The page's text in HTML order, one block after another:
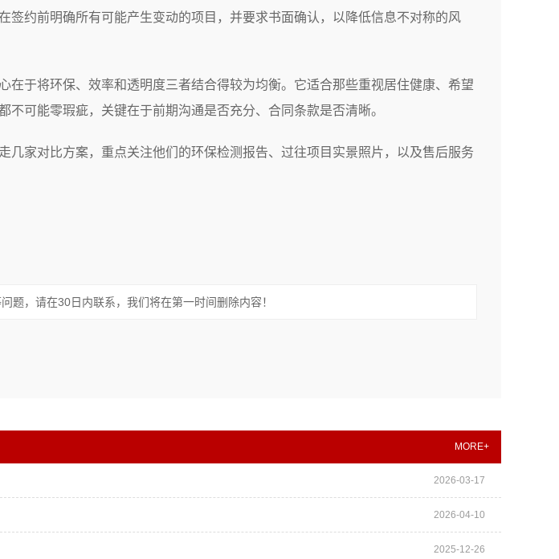
约前明确所有可能产生变动的项目，并要求书面确认，以降低信息不对称的风
在于将环保、效率和透明度三者结合得较为均衡。它适合那些重视居住健康、希望
可能零瑕疵，关键在于前期沟通是否充分、合同条款是否清晰。
家对比方案，重点关注他们的环保检测报告、过往项目实景照片，以及售后服务
题，请在30日内联系，我们将在第一时间删除内容！
MORE+
2026-03-17
2026-04-10
2025-12-26